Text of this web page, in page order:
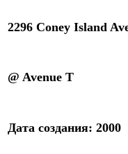
2296 Coney Island
@ Avenue T
Дата создания: 2000